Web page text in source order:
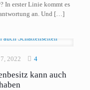
In erster Linie kommt es
an. Und […]
2022 4
kann auch